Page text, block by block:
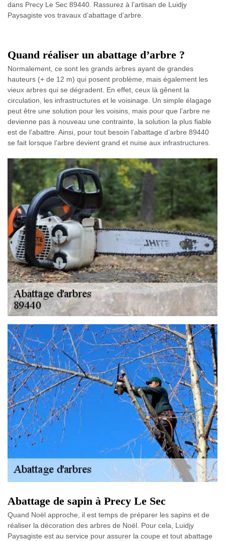
dans Precy Le Sec 89440. Rassurez à l’artisan de Luidjy
Paysagiste vos travaux d’abattage d’arbre.
Quand réaliser un abattage d’arbre ?
Normalement, ce sont les grands arbres ayant de grandes
hauteurs (+ de 12 m) qui posent problème, mais également les
vieux arbres qui se dégradent. En effet, ceux là gênent la
circulation, les infrastructures et le voisinage. Un simple élagage
peut être une solution pour les voisins, mais pour que l’arbre ne
devienne pas à nouveau une contrainte, la solution la plus fiable
est de l’abattre. Ainsi, pour tout besoin l’abattage d’arbre 89440
se fait lorsque l’arbre devient grand et nuise aux infrastructures.
Abattage de sapin à Precy Le Sec
Quand Noël approche, il est temps de préparer les sapins et de
réaliser la décoration des arbres de Noël. Pour cela, Luidjy
Paysagiste est au service pour assurer la coupe et tout abattage